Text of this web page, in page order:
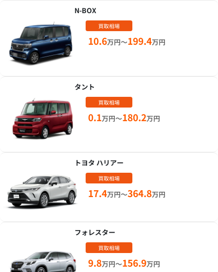
N-BOX
買取相場
10.6万円～199.4万円
タント
買取相場
0.1万円～180.2万円
トヨタ ハリアー
買取相場
17.4万円～364.8万円
フォレスター
買取相場
9.8万円～156.9万円